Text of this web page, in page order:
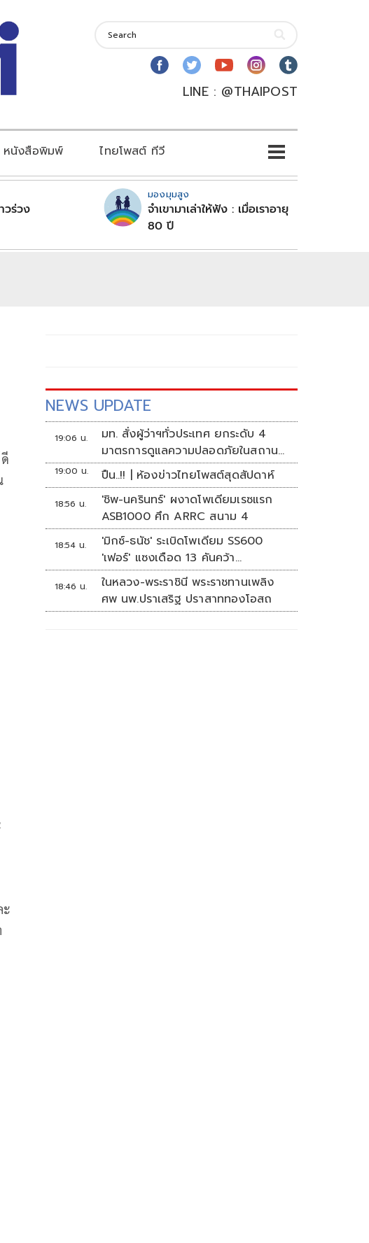
LINE : @THAIPOST
หนังสือพิมพ์ ไทยโพสต์ ทีวี
วร่วง
มองมุมสูง
จำเขามาเล่าให้ฟัง : เมื่อเราอายุ
80 ปี
NEWS UPDATE
19:06 น.
มท. สั่งผู้ว่าฯทั่วประเทศ ยกระดับ 4
มาตรการดูแลความปลอดภัยในสถาน
ศึกษา
19:00 น. ปืน..!! | ห้องข่าวไทยโพสต์สุดสัปดาห์
18:56 น.
'ชิพ-นครินทร์' ผงาดโพเดียมเรซแรก
ASB1000 ศึก ARRC สนาม 4
18:54 น.
'มิกซ์-ธนัช' ระเบิดโพเดียม SS600
'เฟอร์' แซงเดือด 13 คันคว้า
แต้ม ศึก ARRC สนาม 4
18:46 น.
ในหลวง-พระราชินี พระราชทานเพลิง
ศพ นพ.ปราเสริฐ ปราสาททองโอสถ